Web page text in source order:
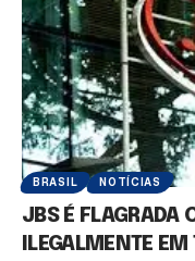
BRASIL NOTÍCIAS
JBS É FLAGRADA
ILEGALMENTE